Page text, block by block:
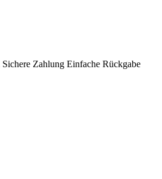
Sichere Zahlung Einfache Rückgabe